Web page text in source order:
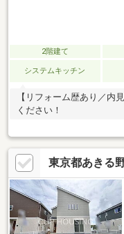
2階建て
システムキッチン
【リフォーム歴あり／内
ください！
東京都あきる